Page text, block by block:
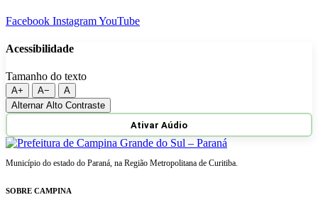
Facebook InstagramYouTube
Acessibilidade
Tamanho do texto
A+ A−
A
Alternar Alto Contraste
Ativar Aúdio
Município do estado do Paraná, na Região Metropolitana de Curitiba.
SOBRE CAMPINA